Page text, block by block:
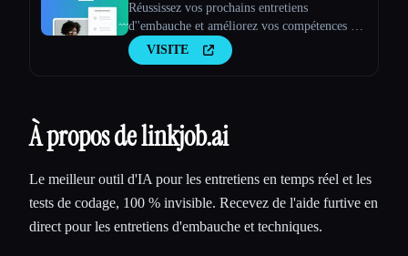
Réussissez vos prochains entretiens
d''embauche et améliorez vos compétences en
matière d''entretien.
VISITE
À propos de linkjob.ai
Le meilleur outil d'IA pour les entretiens en temps réel et les
tests de codage, 100 % invisible. Recevez de l'aide furtive en
direct pour les entretiens d'embauche et techniques.